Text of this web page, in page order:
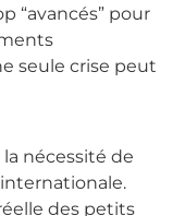
“avancés” pour
seule crise peut
nécessité de
des petits